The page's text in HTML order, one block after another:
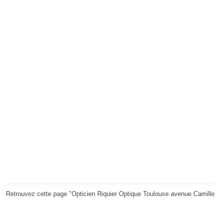
Retrouvez cette page "Opticien Riquier Optique Toulouse avenue Camille